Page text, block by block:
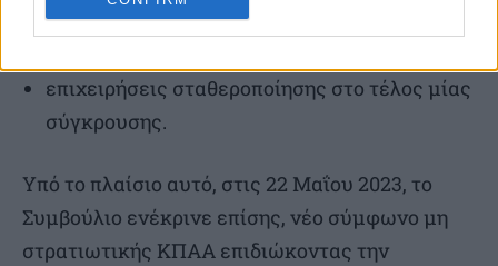
αποστολές για την παροχή συμβουλών και
συνδρομής σε στρατιωτικά θέματα, και
επιχειρήσεις σταθεροποίησης στο τέλος μίας
σύγκρουσης.
Υπό το πλαίσιο αυτό, στις 22 Μαΐου 2023, το
Συμβούλιο ενέκρινε επίσης, νέο σύμφωνο μη
στρατιωτικής ΚΠΑΑ επιδιώκοντας την